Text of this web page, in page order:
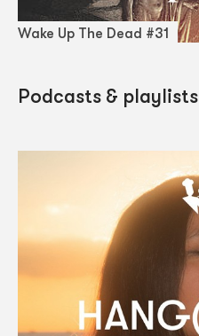
Wake Up The Dead #31
Podcasts & playlists